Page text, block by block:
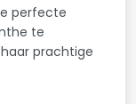
perfecte
te
prachtige